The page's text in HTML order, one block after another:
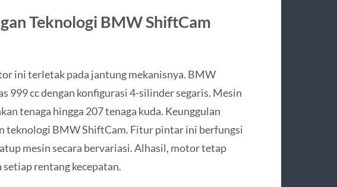
Teknologi BMW ShiftCam
ini terletak pada jantung mekanisnya. BMW
999 cc dengan konfigurasi 4-silinder segaris. Mesin
tenaga hingga 207 tenaga kuda. Keunggulan
teknologi BMW ShiftCam. Fitur pintar ini berfungsi
mesin secara bervariasi. Alhasil, motor tetap
rentang kecepatan.